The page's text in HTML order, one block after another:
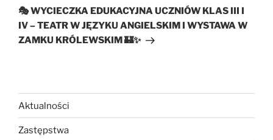
wpis
🎭 WYCIECZKA EDUKACYJNA UCZNIÓW KLAS III I
IV – TEATR W JĘZYKU ANGIELSKIM I WYSTAWA W
ZAMKU KRÓLEWSKIM 🏰✨
Aktualności
Zastępstwa